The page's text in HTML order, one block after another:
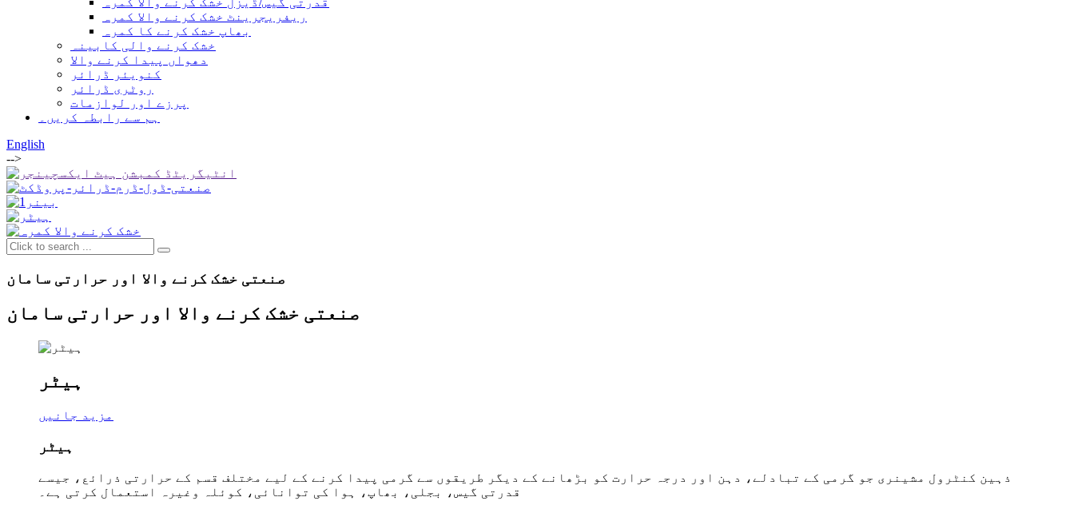
ریفریجرینٹ خشک کرنے والا کمرہ
بھاپ خشک کرنے کا کمرہ
خشک کرنے والی کابینہ
دھواں پیدا کرنے والا
کنویئر ڈرائر
روٹری ڈرائر
پرزے اور لوازمات
ہم سے رابطہ کریں۔
English
-->
صنعتی خشک کرنے والا اور حرارتی سامان
صنعتی خشک کرنے والا اور حرارتی سامان
ہیٹر
مزید جانیں
ہیٹر
ذہین کنٹرول مشینری جو گرمی کے تبادلے، دہن اور درجہ حرارت کو بڑھانے کے دیگر طریقوں سے گرمی پیدا کرنے کے لیے مختلف قسم کے حرارتی ذرائع، جیسے
قدرتی گیس، بجلی، بھاپ، ہوا کی توانائی، کوئلہ وغیرہ استعمال کرتی ہے۔